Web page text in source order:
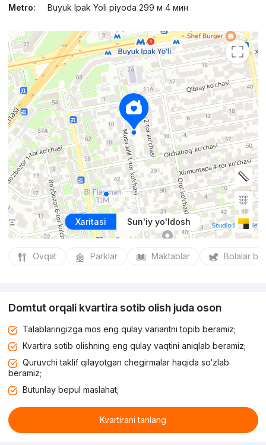
Metro:
Buyuk Ipak Yoli piyoda 299 м 4 мин
Xaritasi Sun'iy yo'ldosh
Ovqat Parklar Maktablar Bolalar
Domtut orqali kvartira sotib olish juda oson
Talablaringizga mos eng qulay variantni topib beramiz;
Kvartira sotib olishning eng qulay vaqtini aniqlab beramiz;
Quruvchi taklif qilayotgan chegirmalar haqida so‘zlab
beramiz;
Butunlay bepul maslahat;
Kvartirani tanlang